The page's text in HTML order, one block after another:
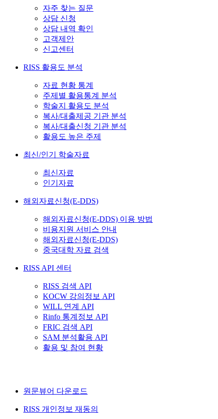
자주 찾는 질문
상담 신청
상담 내역 확인
고객제안
신고센터
RISS 활용도 분석
자료 현황 통계
주제별 활용통계 분석
학술지 활용도 분석
복사/대출제공 기관 분석
복사/대출신청 기관 분석
활용도 높은 주제
최신/인기 학술자료
최신자료
인기자료
해외자료신청(E-DDS)
해외자료신청(E-DDS) 이용 방법
비용지원 서비스 안내
해외자료신청(E-DDS)
중국대학 자료 검색
RISS API 센터
RISS 검색 API
KOCW 강의정보 API
WILL 연계 API
Rinfo 통계정보 API
FRIC 검색 API
SAM 분석활용 API
활용 및 참여 현황
원문뷰어 다운로드
RISS 개인정보 재동의